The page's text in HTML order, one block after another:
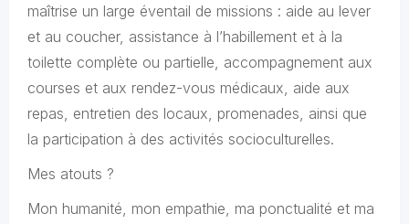
maîtrise un large éventail de missions : aide au lever
et au coucher, assistance à l’habillement et à la
toilette complète ou partielle, accompagnement aux
courses et aux rendez-vous médicaux, aide aux
repas, entretien des locaux, promenades, ainsi que
la participation à des activités socioculturelles.
Mes atouts ?
Mon humanité, mon empathie, ma ponctualité et ma